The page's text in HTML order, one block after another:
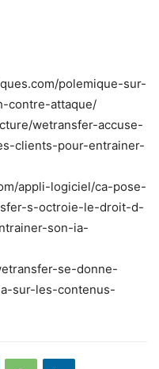
polemique-sur-
contre-attaque/
wetransfer-accuse-
clients-pour-entrainer-
appli-logiciel/ca-pose-
s-octroie-le-droit-d-
son-ia-
se-donne-
sur-les-contenus-